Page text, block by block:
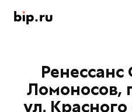
Ломоносов,
ул.